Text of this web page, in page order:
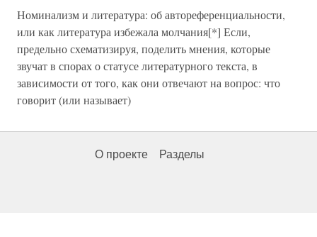
Номинализм и литература: об автореференциальности,
или как литература избежала молчания[*] Если,
предельно схематизируя, поделить мнения, которые
звучат в спорах о статусе литературного текста, в
зависимости от того, как они отвечают на вопрос: что
говорит (или называет)
О проекте Разделы